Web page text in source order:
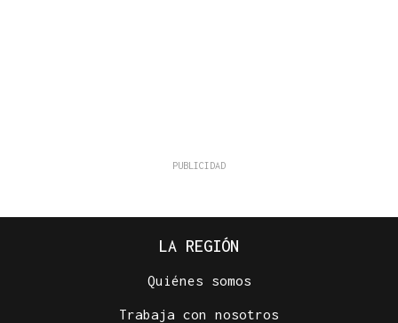
LA REGIÓN
Quiénes somos
Trabaja con nosotros